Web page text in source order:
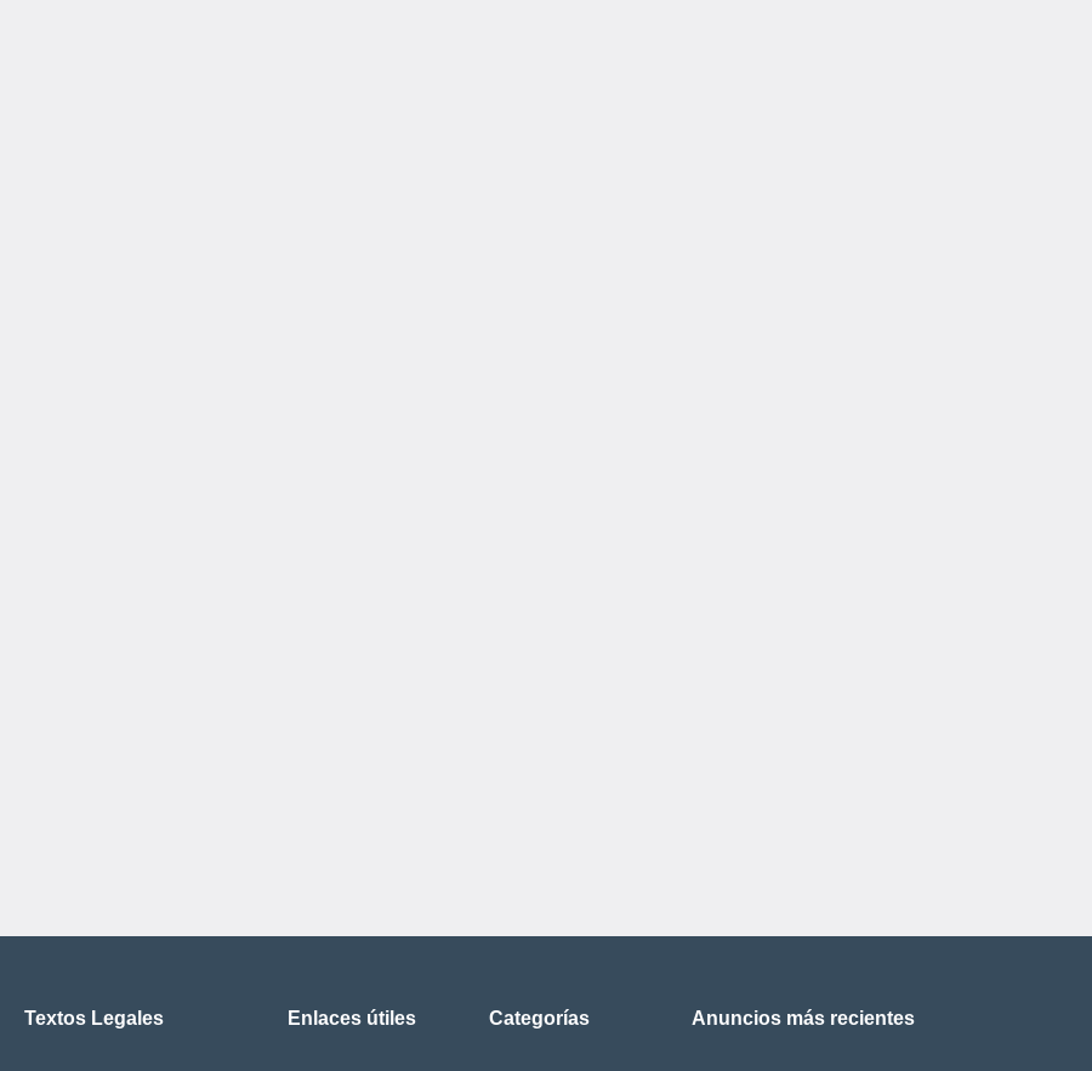
Textos Legales Enlaces útiles Categorías Anuncios más recientes